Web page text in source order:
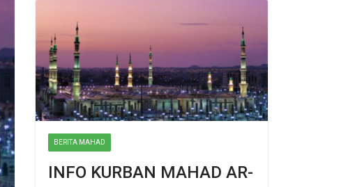
BERITA MAHAD
INFO KURBAN MAHAD AR-